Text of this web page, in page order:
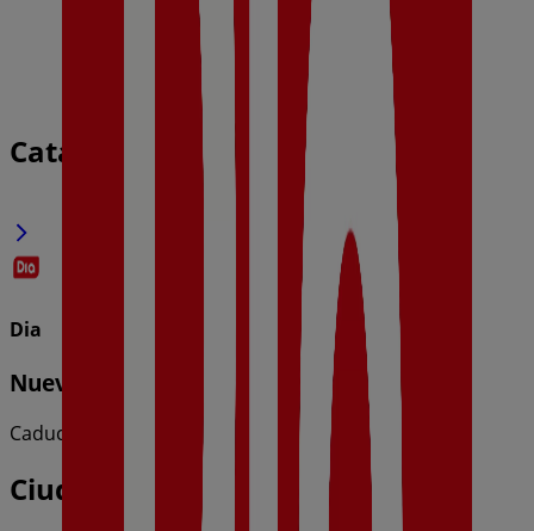
Catálogos de Dia en Canals
Dia
Nueva Calidad Dia del 05/08 al 11/08
Caduca el 11/8
Ciudades con tiendas de Dia